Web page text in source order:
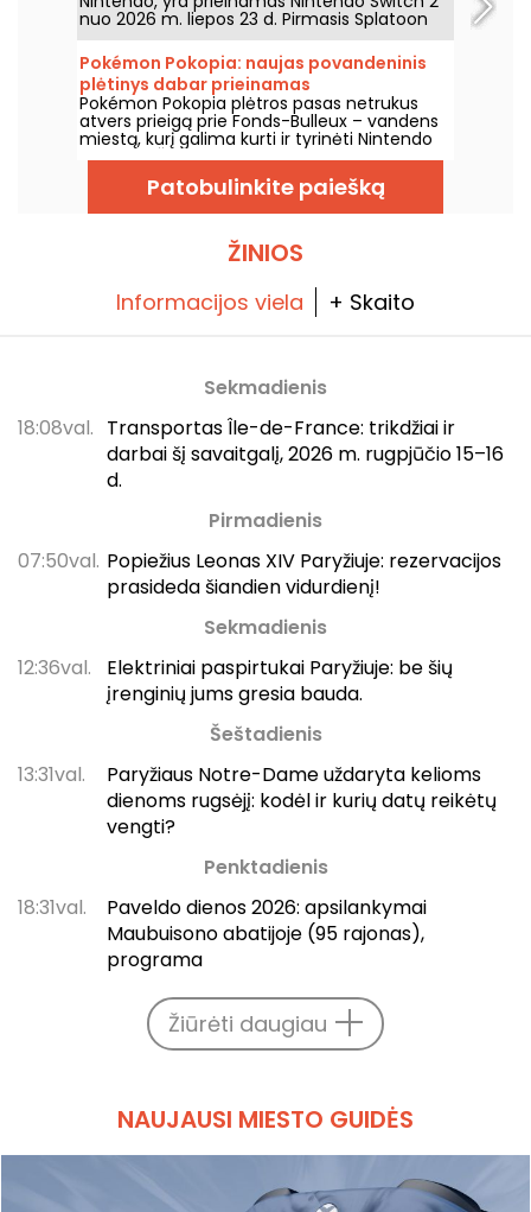
visiems, turintiems bilietą pakilti į viršų, jis yra
nemokamas.
nuo 2026 m. liepos 23 d. Pirmasis Splatoon
franšizės spin-off’as žada originalų nuotykį
serijos pasaulyje. Išbandėme –
papasakosime jums!
Pokémon Pokopia: naujas povandeninis
plėtinys dabar prieinamas
Pokémon Pokopia plėtros pasas netrukus
atvers prieigą prie Fonds-Bulleux – vandens
miestą, kurį galima kurti ir tyrinėti Nintendo
Switch 2. Šioji pirmoji mokamo turinio banga
bus pasiekiama 2026 m. rugpjūčio 5 d., ji
įtrauks naujus Pokémonus, pastatus ir
povandenines mechanikas.
Patobulinkite paiešką
ŽINIOS
Informacijos viela + Skaito
Sekmadienis
18:08val. Transportas Île-de-France: trikdžiai ir
darbai šį savaitgalį, 2026 m. rugpjūčio 15–16
d.
Pirmadienis
07:50val. Popiežius Leonas XIV Paryžiuje: rezervacijos
prasideda šiandien vidurdienį!
Sekmadienis
12:36val.
Elektriniai paspirtukai Paryžiuje: be šių
įrenginių jums gresia bauda.
Šeštadienis
13:31val.
Paryžiaus Notre-Dame uždaryta kelioms
dienoms rugsėjį: kodėl ir kurių datų reikėtų
vengti?
Penktadienis
18:31val.
Paveldo dienos 2026: apsilankymai
Maubuisono abatijoje (95 rajonas),
programa
Žiūrėti daugiau
NAUJAUSI MIESTO GUIDĖS